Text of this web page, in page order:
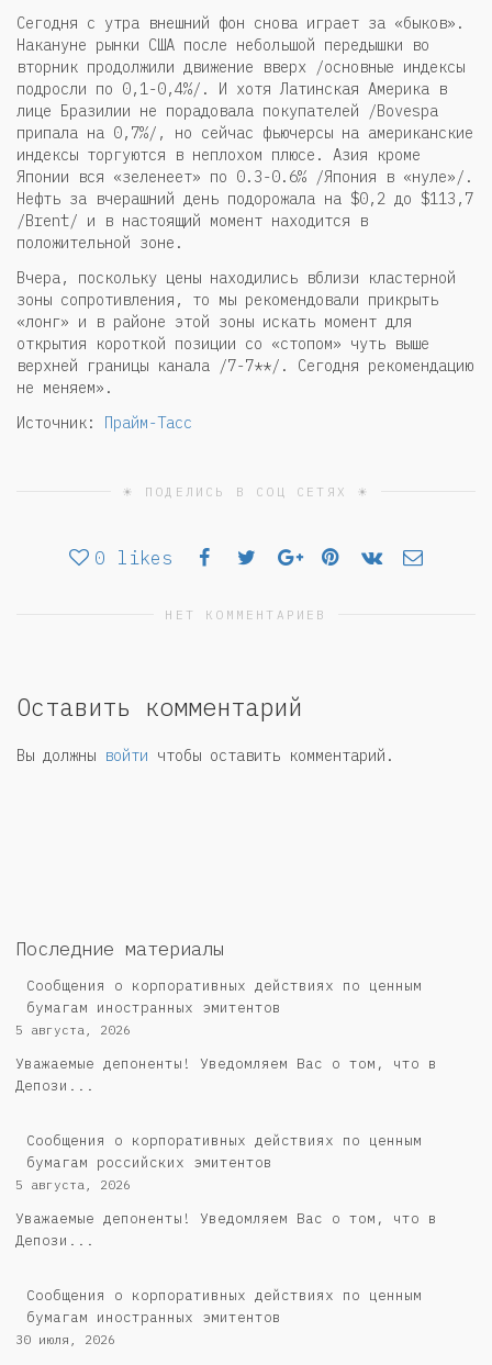
Сегодня с утра внешний фон снова играет за «быков».
Накануне рынки США после небольшой передышки во
вторник продолжили движение вверх /основные индексы
подросли по 0,1-0,4%/. И хотя Латинская Америка в
лице Бразилии не порадовала покупателей /Bovespa
припала на 0,7%/, но сейчас фьючерсы на американские
индексы торгуются в неплохом плюсе. Азия кроме
Японии вся «зеленеет» по 0.3-0.6% /Япония в «нуле»/.
Нефть за вчерашний день подорожала на $0,2 до $113,7
/Brent/ и в настоящий момент находится в
положительной зоне.
Вчера, поскольку цены находились вблизи кластерной
зоны сопротивления, то мы рекомендовали прикрыть
«лонг» и в районе этой зоны искать момент для
открытия короткой позиции со «стопом» чуть выше
верхней границы канала /7-7**/. Сегодня рекомендацию
не меняем».
Источник: Прайм-Тасс
☀ ПОДЕЛИСЬ В СОЦ СЕТЯХ ☀
0 likes
НЕТ КОММЕНТАРИЕВ
Оставить комментарий
Вы должны войти чтобы оставить комментарий.
Последние материалы
Сообщения о корпоративных действиях по ценным
бумагам иностранных эмитентов
5 августа, 2026
Уважаемые депоненты! Уведомляем Вас о том, что в
Депози...
Cообщения о корпоративных действиях по ценным
бумагам российских эмитентов
5 августа, 2026
Уважаемые депоненты! Уведомляем Вас о том, что в
Депози...
Сообщения о корпоративных действиях по ценным
бумагам иностранных эмитентов
30 июля, 2026